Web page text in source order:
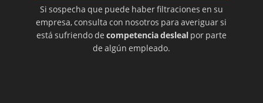
Investigaciones inmobiliarias
Montaje de circuitos cerrados de TV
Detectives: autenticidad de firmas
Si sospecha que puede haber filtraciones en su
empresa, consulta con nosotros para averiguar si
está sufriendo de competencia deslealpor parte
de algún empleado.